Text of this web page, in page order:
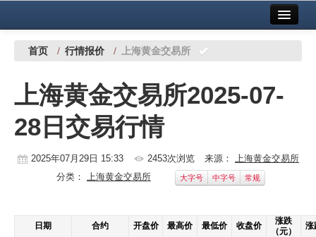
中国有色金属报社主办 广告服务
铜镍铅锌
铝
稀有稀土
科技
首页 / 行情报价 / 上海黄金交易所
上海黄金交易所2025-07-
28日交易行情
2025年07月29日 15:33 2453次浏览 来源： 上海黄金交易所
分类： 上海黄金交易所 大字号 中字号 常规
日期 合约 开盘价 最高价 最低价 收盘价
涨跌
（元）
涨